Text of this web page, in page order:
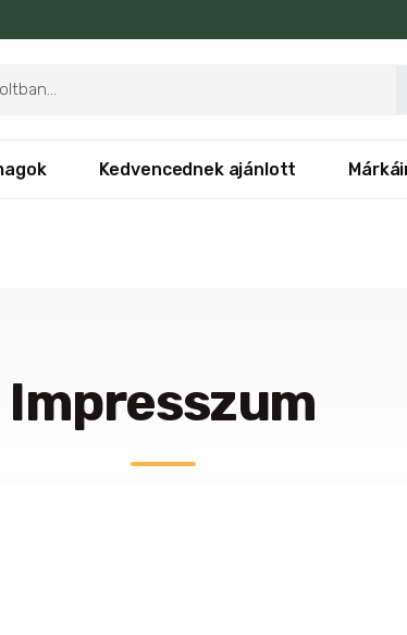
Kedvencednek ajánlott
Impresszum